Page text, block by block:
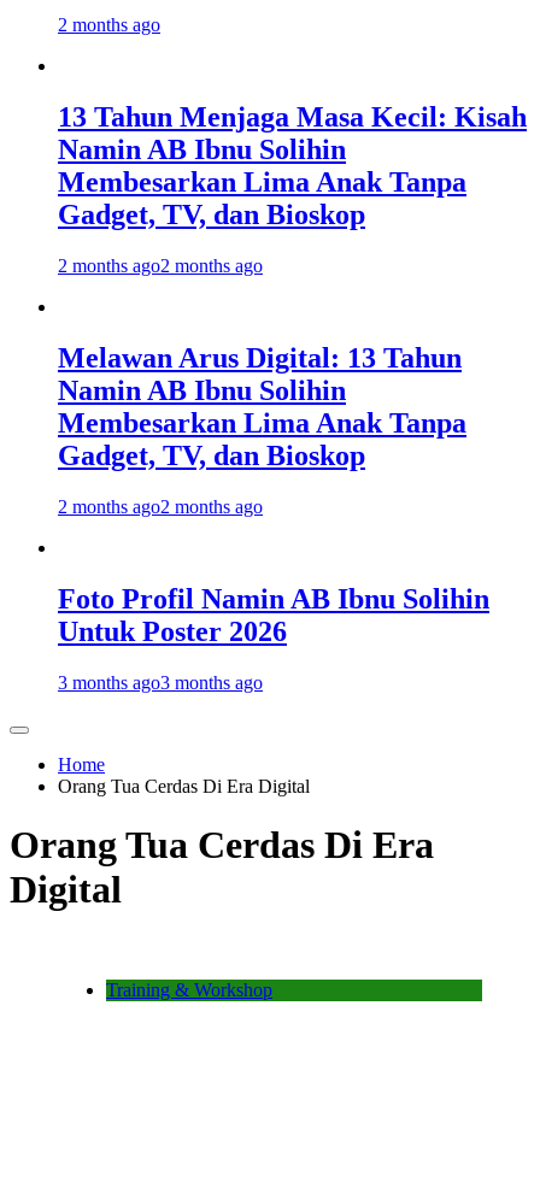
2 months ago
13 Tahun Menjaga Masa Kecil: Kisah
Namin AB Ibnu Solihin
Membesarkan Lima Anak Tanpa
Gadget, TV, dan Bioskop
2 months ago2 months ago
Melawan Arus Digital: 13 Tahun
Namin AB Ibnu Solihin
Membesarkan Lima Anak Tanpa
Gadget, TV, dan Bioskop
2 months ago2 months ago
Foto Profil Namin AB Ibnu Solihin
Untuk Poster 2026
3 months ago3 months ago
Home
Orang Tua Cerdas Di Era Digital
Orang Tua Cerdas Di Era
Digital
Training & Workshop